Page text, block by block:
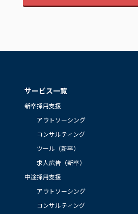
サービス一覧
新卒採用支援
アウトソーシング
コンサルティング
ツール（新卒）
求人広告（新卒）
中途採用支援
アウトソーシング
コンサルティング